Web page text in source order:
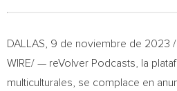
DALLAS 9 de noviembre de 2023
WIRE/ — reVolver Podcasts, la
multiculturales, se complace en